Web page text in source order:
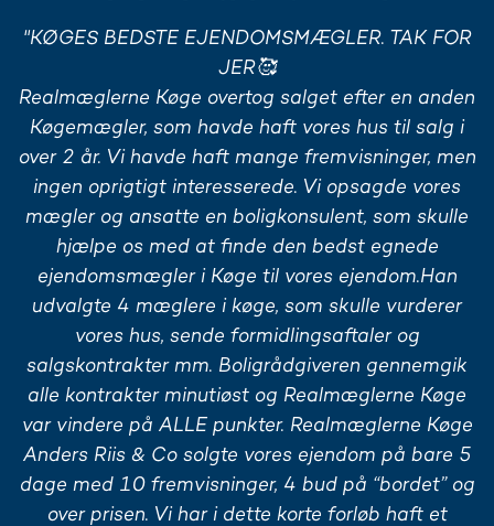
"KØGES BEDSTE EJENDOMSMÆGLER. TAK FOR
JER🥰
Realmæglerne Køge overtog salget efter en anden
Køgemægler, som havde haft vores hus til salg i
over 2 år. Vi havde haft mange fremvisninger, men
ingen oprigtigt interesserede. Vi opsagde vores
mægler og ansatte en boligkonsulent, som skulle
hjælpe os med at finde den bedst egnede
ejendomsmægler i Køge til vores ejendom.Han
udvalgte 4 mæglere i køge, som skulle vurderer
vores hus, sende formidlingsaftaler og
salgskontrakter mm. Boligrådgiveren gennemgik
alle kontrakter minutiøst og Realmæglerne Køge
var vindere på ALLE punkter. Realmæglerne Køge
Anders Riis & Co solgte vores ejendom på bare 5
dage med 10 fremvisninger, 4 bud på “bordet” og
over prisen. Vi har i dette korte forløb haft et